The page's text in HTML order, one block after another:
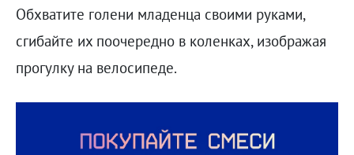
Обхватите голени младенца своими руками,
сгибайте их поочередно в коленках, изображая
прогулку на велосипеде.